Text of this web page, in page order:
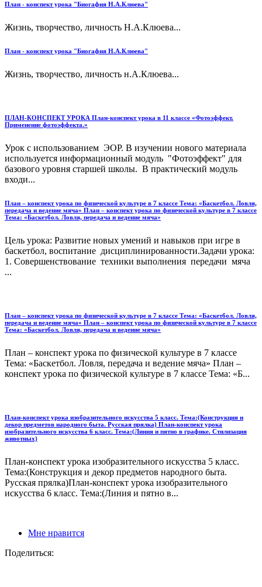
План - конспект урока "Биогафия Н.А.Клюева"
Жизнь, творчество, личность Н.А.Клюева...
План - конспект урока "Биогафия Н.А.Клюева"
Жизнь, творчество, личность н.А.Клюева...
ПЛАН-КОНСПЕКТ УРОКА План-конспект урока в 11 классе «Фотоэффект.
Применение фотоэффекта.»
Урок с использованием ЭОР. В изучении нового материала
используется информационный модуль "Фотоэффект" для
базового уровня старшей школы. В практический модуль
входи...
План – конспект урока по физической культуре в 7 классе Тема: «Баскетбол. Ловля,
передача и ведение мяча» План – конспект урока по физической культуре в 7 классе
Тема: «Баскетбол. Ловля, передача и ведение мяча»
Цель урока: Развитие новых умений и навыков при игре в
баскетбол, воспитание дисциплинированности.Задачи урока:
1. Совершенствование техники выполнения передачи мяча
...
План – конспект урока по физической культуре в 7 классе Тема: «Баскетбол. Ловля,
передача и ведение мяча» План – конспект урока по физической культуре в 7 классе
Тема: «Баскетбол. Ловля, передача и ведение мяча»
План – конспект урока по физической культуре в 7 классе
Тема: «Баскетбол. Ловля, передача и ведение мяча» План –
конспект урока по физической культуре в 7 классе Тема: «Б...
План-конспект урока изобразительного искусства 5 класс. Тема:(Конструкция и
декор предметов народного быта. Русская прялка) План-конспект урока
изобразительного искусства 6 класс. Тема:(Линия и пятно в графике. Стилизация
животных)
План-конспект урока изобразительного искусства 5 класс.
Тема:(Конструкция и декор предметов народного быта.
Русская прялка)План-конспект урока изобразительного
искусства 6 класс. Тема:(Линия и пятно в...
Мне нравится
Поделиться: